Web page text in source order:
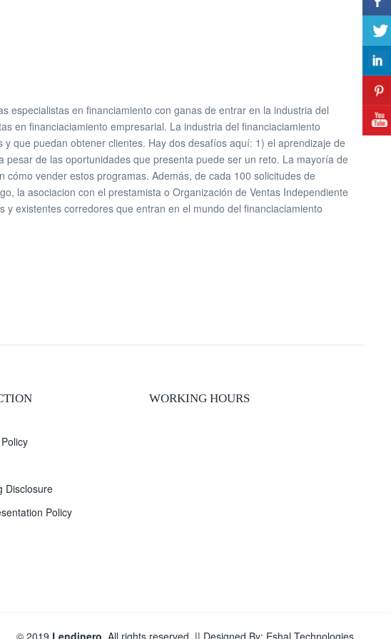
especialistas en financiamiento con ganas de entrar en la industria del
en financiaciamiento empresarial. La industria del financiaciamiento
que puedan obtener clientes. Hay dos desafíos aquí: 1) el aprendizaje de
de las oportunidades que presenta puede ser un reto. La mayoría de
vender estos programas. Además, de cada 100 solicitudes de
la asociacion con el prestamista o Organización de Ventas Independiente
existentes corredores que entran en el mundo del financiaciamiento
Disclosure
Policy
WORKING HOURS
© 2019 Lendinero , All rights reserved. || Designed By: Eshal Technologies